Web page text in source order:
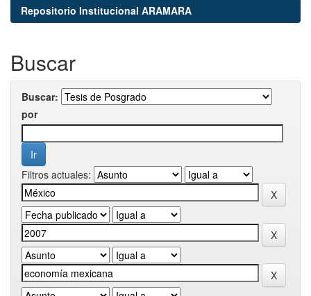
Repositorio Institucional ARAMARA
Buscar
Buscar:
por
Filtros actuales: